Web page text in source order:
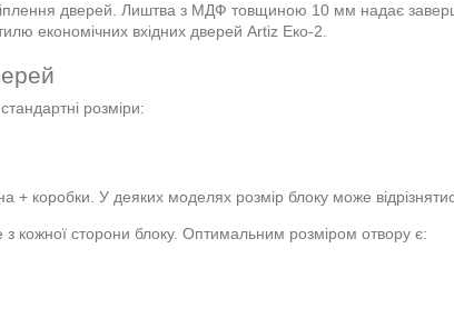
дверей. Лиштва з МДФ товщиною 10 мм надає
економічних вхідних дверей Artiz Еко-2.
розміри:
коробки. У деяких моделях розмір блоку може
з кожної сторони блоку. Оптимальним розміром отвору є: